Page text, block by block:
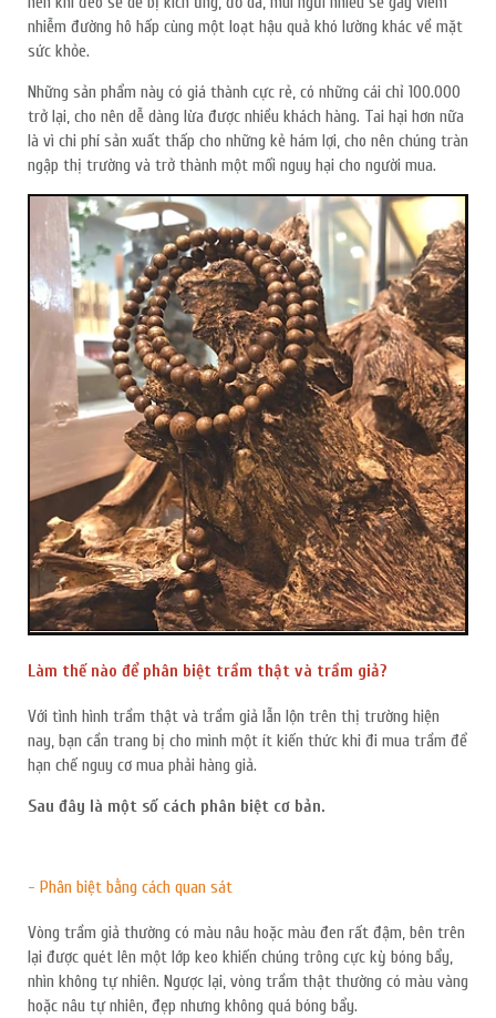
nhiễm đường hô hấp cùng một loạt hậu quả khó lường khác về mặt
sức khỏe.
Những sản phẩm này có giá thành cực rẻ, có những cái chỉ 100.000
trở lại, cho nên dễ dàng lừa được nhiều khách hàng. Tai hại hơn nữa
là vì chi phí sản xuất thấp cho những kẻ hám lợi, cho nên chúng tràn
ngập thị trường và trở thành một mối nguy hại cho người mua.
Làm thế nào để phân biệt trầm thật và trầm giả?
Với tình hình trầm thật và trầm giả lẫn lộn trên thị trường hiện
nay, bạn cần trang bị cho mình một ít kiến thức khi đi mua trầm để
hạn chế nguy cơ mua phải hàng giả.
Sau đây là một số cách phân biệt cơ bản.
- Phân biệt bằng cách quan sát
Vòng trầm giả thường có màu nâu hoặc màu đen rất đậm, bên trên
lại được quét lên một lớp keo khiến chúng trông cực kỳ bóng bẩy,
nhìn không tự nhiên. Ngược lại, vòng trầm thật thường có màu vàng
hoặc nâu tự nhiên, đẹp nhưng không quá bóng bẩy.